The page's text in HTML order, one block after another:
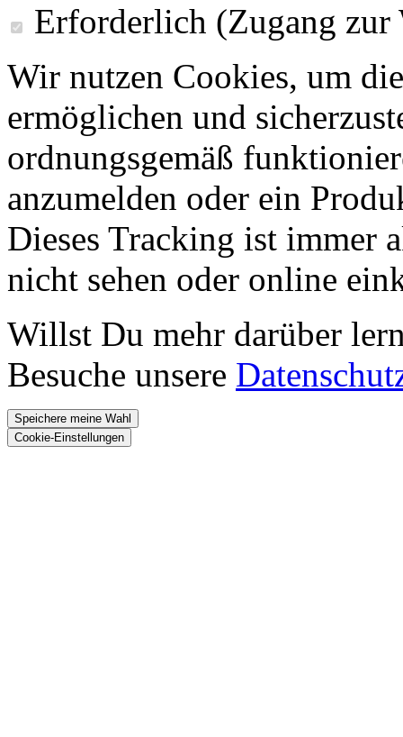
Erforderlich (Zugang zur
Wir nutzen Cookies, um
ermöglichen und
ordnungsgemäß
anzumelden oder ein
Dieses Tracking ist immer
nicht sehen oder online
Willst Du mehr darüber
Besuche unsere
Speichere meine Wahl
Cookie-Einstellungen